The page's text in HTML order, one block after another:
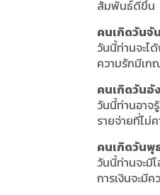
สัมพันธ์ดีขึ้น
คนเกิดวันจั
วันนี้ท่านจะไ
ความรักมีเก
คนเกิดวันอั
วันนี้ท่านอาจ
รายจ่ายที่ไม่
คนเกิดวันพุ
วันนี้ท่านจะมี
การเงินจะมี